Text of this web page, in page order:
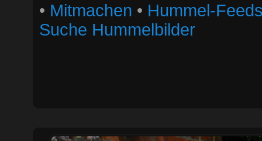
• Mitmachen • Hummel-
Suche Hummelbilder